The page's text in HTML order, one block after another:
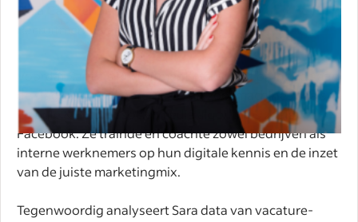
Sara Cauwenbergh
Recruitment Evangelist
Voordat Sara als Recruitment Evangelist bij Indeed aan
de slag ging verdiepte ze zich in zoekmachines zoals
Google & Bing en social media algoritmes zoals
Facebook. Ze trainde en coachte zowel bedrijven als
interne werknemers op hun digitale kennis en de inzet
van de juiste marketingmix.
Tegenwoordig analyseert Sara data van vacature-